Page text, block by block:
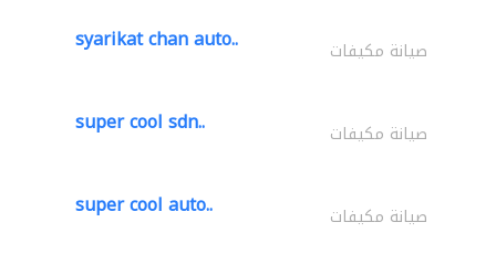
syarikat chan auto.. صيانة مكيفات
super cool sdn.. صيانة مكيفات
super cool auto.. صيانة مكيفات